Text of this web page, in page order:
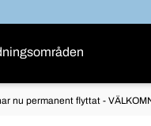
nu permanent flyttat -